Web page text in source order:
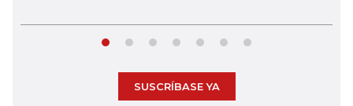
SUSCRÍBASE YA